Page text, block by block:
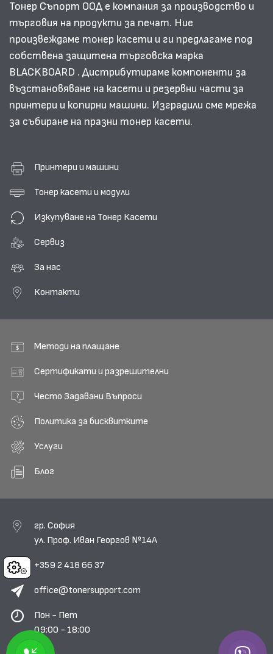
Cookies
Тонер Съпорт ООД е компания за производство и
търговия на продукти за печат. Ние
произвеждаме тонер касети и ги предлагаме под
собствена защитена търговска марка
BLACKBOARD . Дистрибутираме компоненти за
възстановяване на касети и резервни части за
принтери и копирни машини. Изградили сме мрежа
за събиране на празни тонер касети.
Принтери и машини
Тонер касети и модули
Изкупуване на Тонер Касети
Сервиз
За нас
Контакти
Методи на плащане
Сертификати и разрешителни
Често Задавани Въпроси
Политика за бисквитките
Услуги
Блог
гр. София
ул. Проф. Иван Георгов №14А
+359 2 418 66 37
office@tonersupport.com
Пон - Пет
09:00 - 18:00